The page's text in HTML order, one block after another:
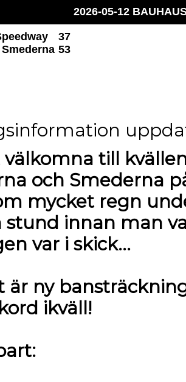
2026-05-12
37
53
till
och Smederna
mycket regn
stund innan man
var i skick...
är ny
ikväll!